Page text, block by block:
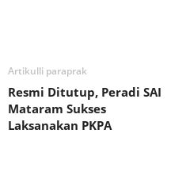
Artikulli paraprak
Resmi Ditutup, Peradi SAI
Mataram Sukses
Laksanakan PKPA